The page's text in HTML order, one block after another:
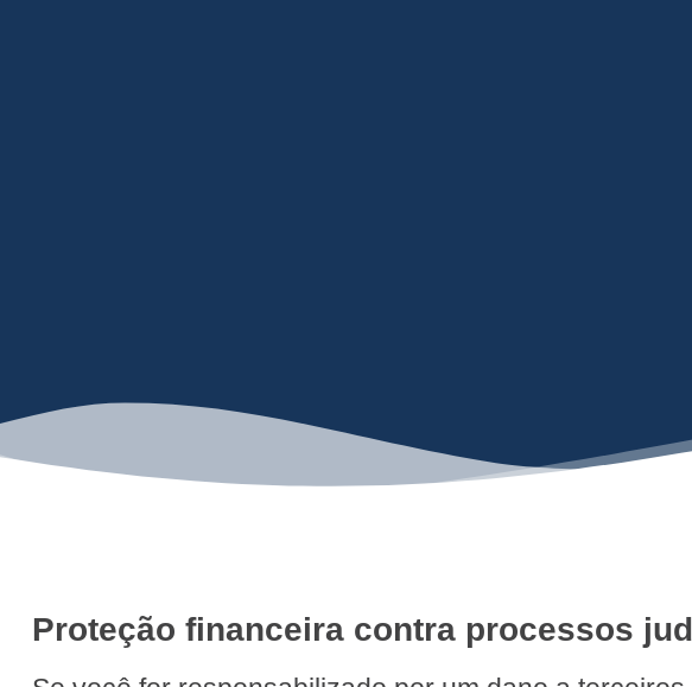
Proteção financeira contra processos